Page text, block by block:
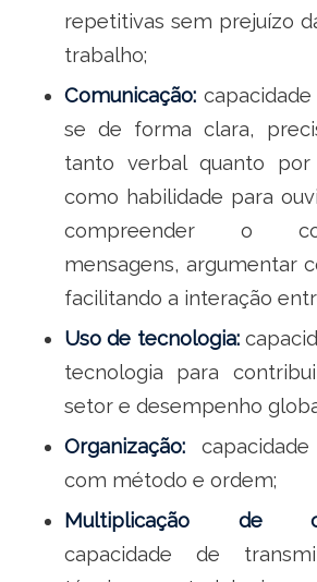
repetitivas sem prejuízo
trabalho;
Comunicação:capacidade
se de forma clara,
tanto verbal quanto
como habilidade para
compreender o
mensagens, argumentar
facilitando a interação
Uso de tecnologia:
tecnologia para
setor e desempenho
Organização:
com método e ordem;
Multiplicação de
capacidade de